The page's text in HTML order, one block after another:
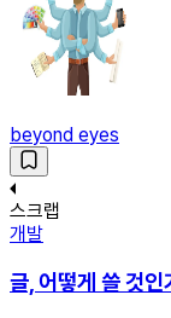
beyond eyes
스크랩
개발
글, 어떻게 쓸 것